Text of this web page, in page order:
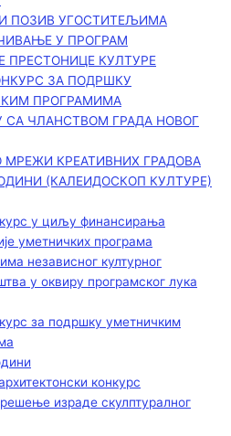
ПОЗИВ УГОСТИТЕЉИМА
У ПРОГРАМ
ПРЕСТОНИЦЕ КУЛТУРЕ
ЗА ПОДРШКУ
ПРОГРАМИМА
СА ЧЛАНСТВОМ ГРАДА НОВОГ
МРЕЖИ КРЕАТИВНИХ ГРАДОВА
(КАЛЕИДОСКОП КУЛТУРЕ)
у циљу финансирања
уметничких програма
независног културног
у оквиру програмског лука
за подршку уметничким
конкурс
израде скулптуралног